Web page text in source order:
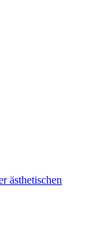
ästhetischen